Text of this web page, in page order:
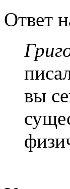
Ответ
вы